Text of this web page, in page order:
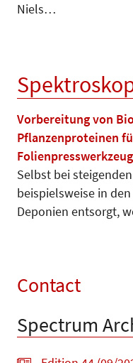
Niels…
Vorbereitung von
Pflanzenproteinen
Selbst bei
beispielsweise in
Deponien entsorgt,
Contact
Spectrum